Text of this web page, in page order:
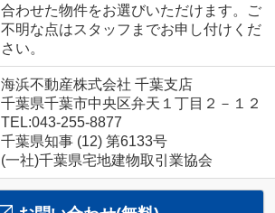
合わせた物件をお選びいただけます。ご
不明な点はスタッフまでお申し付けくだ
さい。
海浜不動産株式会社 千葉支店
千葉県千葉市中央区弁天１丁目２－１２
TEL:043-255-8877
千葉県知事 (12) 第6133号
(一社)千葉県宅地建物取引業協会